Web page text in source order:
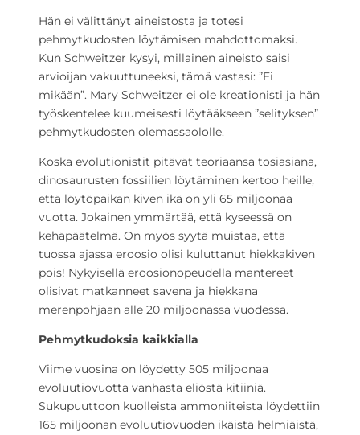
Hän ei välittänyt aineistosta ja totesi
pehmytkudosten löytämisen mahdottomaksi.
Kun Schweitzer kysyi, millainen aineisto saisi
arvioijan vakuuttuneeksi, tämä vastasi: ”Ei
mikään”. Mary Schweitzer ei ole kreationisti ja hän
työskentelee kuumeisesti löytääkseen ”selityksen”
pehmytkudosten olemassaololle.
Koska evolutionistit pitävät teoriaansa tosiasiana,
dinosaurusten fossiilien löytäminen kertoo heille,
että löytöpaikan kiven ikä on yli 65 miljoonaa
vuotta. Jokainen ymmärtää, että kyseessä on
kehäpäätelmä. On myös syytä muistaa, että
tuossa ajassa eroosio olisi kuluttanut hiekkakiven
pois! Nykyisellä eroosionopeudella mantereet
olisivat matkanneet savena ja hiekkana
merenpohjaan alle 20 miljoonassa vuodessa.
Pehmytkudoksia kaikkialla
Viime vuosina on löydetty 505 miljoonaa
evoluutiovuotta vanhasta eliöstä kitiiniä.
Sukupuuttoon kuolleista ammoniiteista löydettiin
165 miljoonan evoluutiovuoden ikäistä helmiäistä,